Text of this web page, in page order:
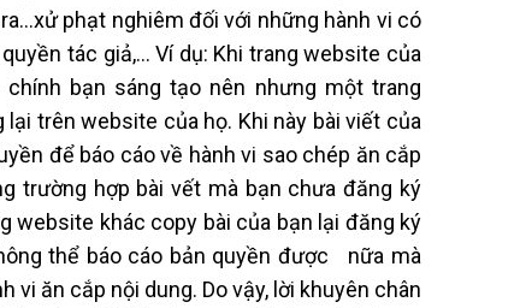
phạt nghiêm đối với những hành vi có
tác giả,… Ví dụ: Khi trang website của
bạn sáng tạo nên nhưng một trang
trên website của họ. Khi này bài viết của
để báo cáo về hành vi sao chép ăn cắp
trường hợp bài vết mà bạn chưa đăng ký
website khác copy bài của bạn lại đăng ký
thể báo cáo bản quyền được nữa mà
ăn cắp nội dung. Do vậy, lời khuyên chân